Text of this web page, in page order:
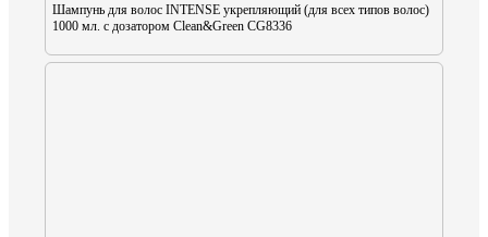
Шампунь для волос INTENSE укрепляющий (для всех типов волос)
1000 мл. с дозатором Clean&Green CG8336